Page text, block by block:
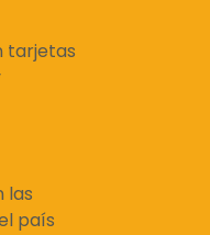
tarjetas
las
país